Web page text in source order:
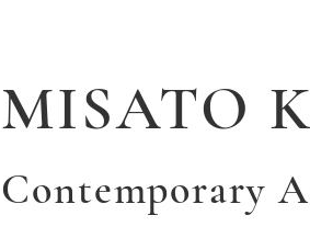
MISATO
Contemporary